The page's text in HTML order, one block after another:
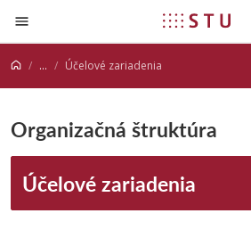
Prejsť na obsah
... Účelové zariadenia
Organizačná štruktúra
Účelové zariadenia